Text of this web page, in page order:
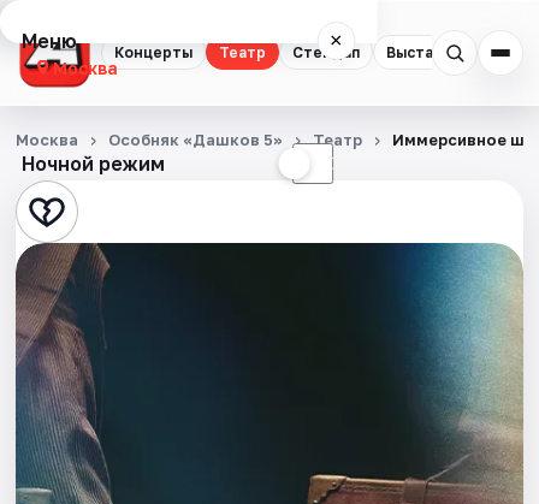
Концерты Театр Стендап Выставки
Меню ×
Москва
Концерты
Театр
Стендап
Выставки
Квесты
Экскурсии
Спорт
Ночной режим ☾
Москва Особняк «Дашков 5» Театр Иммерсивное